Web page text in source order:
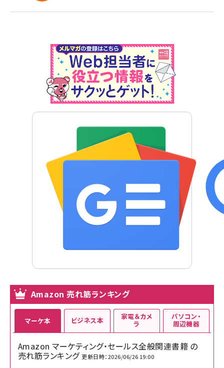
Amazon 売れ筋ランキング
マーケ本
Amazon マーケティング・セールス全般関連書籍 の
売れ筋ランキング 更新日時：2026/06/26 19:00
ビジネス本 家電＆カメ
ラ
パソコン・
周辺機器